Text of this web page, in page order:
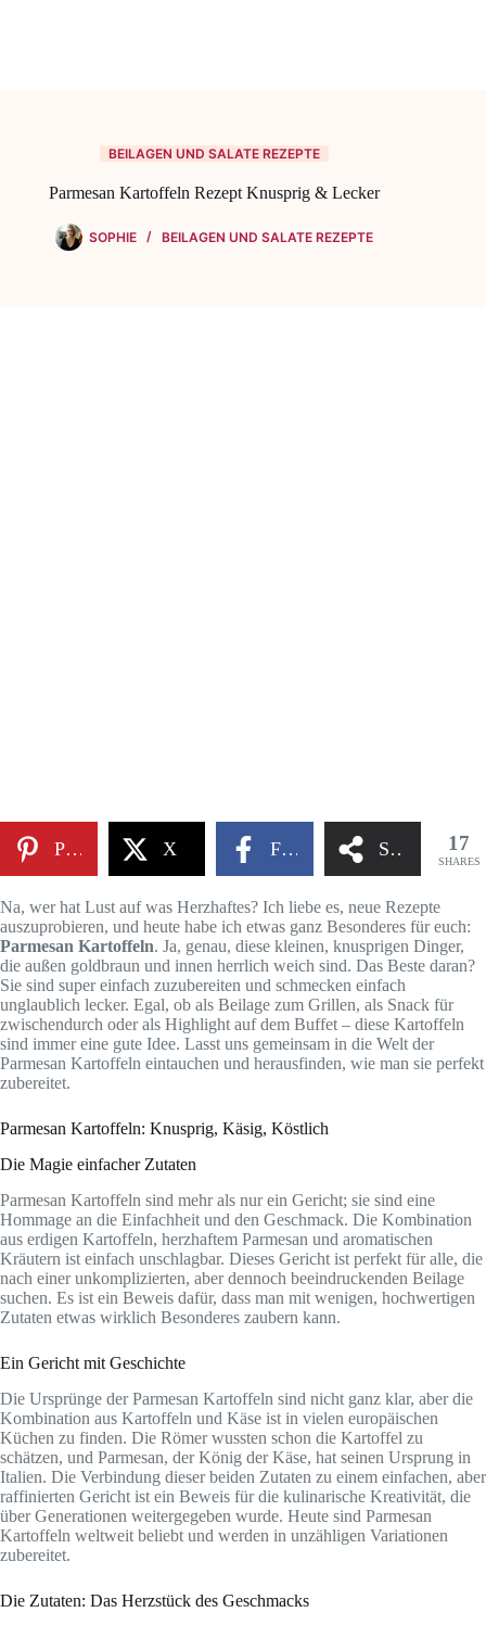
BEILAGEN UND SALATE REZEPTE
Parmesan Kartoffeln Rezept Knusprig & Lecker
SOPHIE BEILAGEN UND SALATE REZEPTE
Pinterest X Facebook Share 17
SHARES
Na, wer hat Lust auf was Herzhaftes? Ich liebe es, neue Rezepte
auszuprobieren, und heute habe ich etwas ganz Besonderes für euch:
Parmesan Kartoffeln. Ja, genau, diese kleinen, knusprigen Dinger,
die außen goldbraun und innen herrlich weich sind. Das Beste daran?
Sie sind super einfach zuzubereiten und schmecken einfach
unglaublich lecker. Egal, ob als Beilage zum Grillen, als Snack für
zwischendurch oder als Highlight auf dem Buffet – diese Kartoffeln
sind immer eine gute Idee. Lasst uns gemeinsam in die Welt der
Parmesan Kartoffeln eintauchen und herausfinden, wie man sie perfekt
zubereitet.
Parmesan Kartoffeln: Knusprig, Käsig, Köstlich
Die Magie einfacher Zutaten
Parmesan Kartoffeln sind mehr als nur ein Gericht; sie sind eine
Hommage an die Einfachheit und den Geschmack. Die Kombination
aus erdigen Kartoffeln, herzhaftem Parmesan und aromatischen
Kräutern ist einfach unschlagbar. Dieses Gericht ist perfekt für alle, die
nach einer unkomplizierten, aber dennoch beeindruckenden Beilage
suchen. Es ist ein Beweis dafür, dass man mit wenigen, hochwertigen
Zutaten etwas wirklich Besonderes zaubern kann.
Ein Gericht mit Geschichte
Die Ursprünge der Parmesan Kartoffeln sind nicht ganz klar, aber die
Kombination aus Kartoffeln und Käse ist in vielen europäischen
Küchen zu finden. Die Römer wussten schon die Kartoffel zu
schätzen, und Parmesan, der König der Käse, hat seinen Ursprung in
Italien. Die Verbindung dieser beiden Zutaten zu einem einfachen, aber
raffinierten Gericht ist ein Beweis für die kulinarische Kreativität, die
über Generationen weitergegeben wurde. Heute sind Parmesan
Kartoffeln weltweit beliebt und werden in unzähligen Variationen
zubereitet.
Die Zutaten: Das Herzstück des Geschmacks